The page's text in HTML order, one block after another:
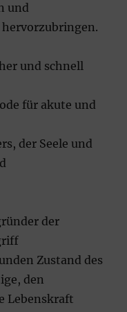
und
und schnell
für akute und
der Seele und
der
Zustand des
den
Lebenskraft